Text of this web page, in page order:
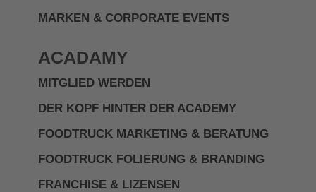
MARKEN & CORPORATE EVENTS
ACADAMY
MITGLIED WERDEN
DER KOPF HINTER DER ACADEMY
FOODTRUCK MARKETING & BERATUNG
FOODTRUCK FOLIERUNG & BRANDING
FRANCHISE & LIZENSEN